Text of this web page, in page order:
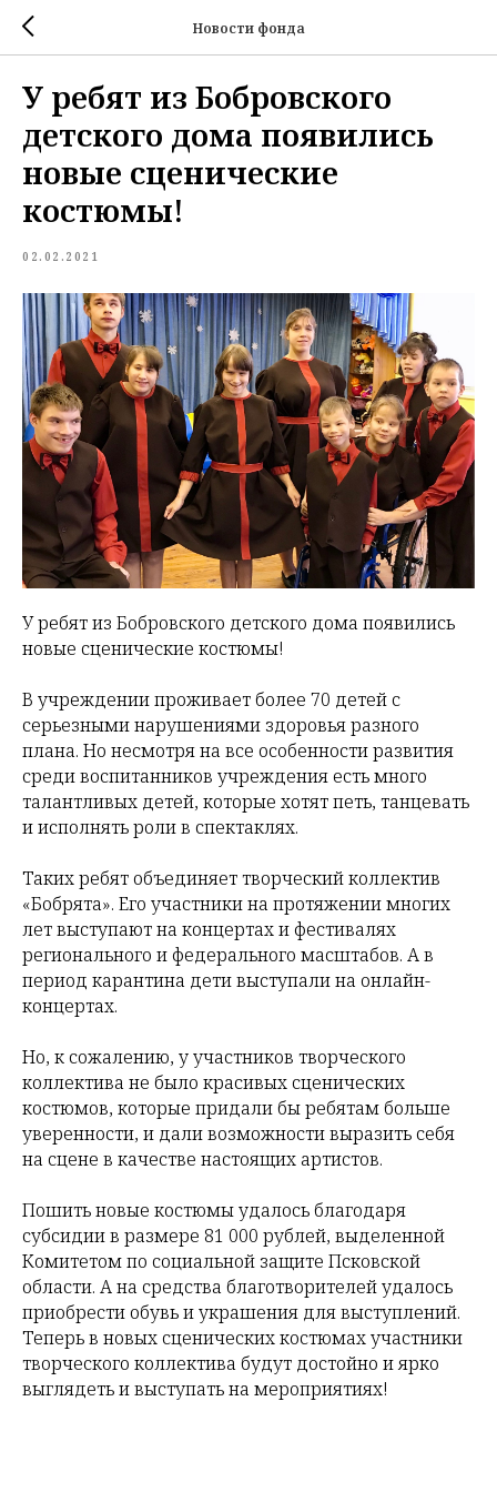
Новости фонда
У ребят из Бобровского
детского дома появились
новые сценические
костюмы!
02.02.2021
У ребят из Бобровского детского дома появились
новые сценические костюмы!
В учреждении проживает более 70 детей с
серьезными нарушениями здоровья разного
плана. Но несмотря на все особенности развития
среди воспитанников учреждения есть много
талантливых детей, которые хотят петь, танцевать
и исполнять роли в спектаклях.
Таких ребят объединяет творческий коллектив
«Бобрята». Его участники на протяжении многих
лет выступают на концертах и фестивалях
регионального и федерального масштабов. А в
период карантина дети выступали на онлайн-
концертах.
Но, к сожалению, у участников творческого
коллектива не было красивых сценических
костюмов, которые придали бы ребятам больше
уверенности, и дали возможности выразить себя
на сцене в качестве настоящих артистов.
Пошить новые костюмы удалось благодаря
субсидии в размере 81 000 рублей, выделенной
Комитетом по социальной защите Псковской
области. А на средства благотворителей удалось
приобрести обувь и украшения для выступлений.
Теперь в новых сценических костюмах участники
творческого коллектива будут достойно и ярко
выглядеть и выступать на мероприятиях!